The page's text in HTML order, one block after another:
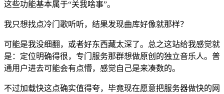
这些功能基本属于“关我啥事”。
我只想找点冷门歌听听，结果发现曲库好像就那样？
可能是我没细翻，或者好东西藏太深了。总之这站给我感觉就
是：定位明确得很，专门服务那群想做原创的独立音乐人。普
通用户进去可能会有点懵，感觉自己是来凑数的。
不过加载快这点确实值得夸，毕竟现在愿意把服务器做快的网